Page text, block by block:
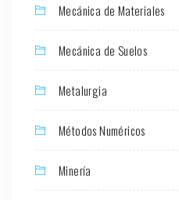
Mecánica de Materiales
Mecánica de Suelos
Metalurgia
Métodos Numéricos
Minería